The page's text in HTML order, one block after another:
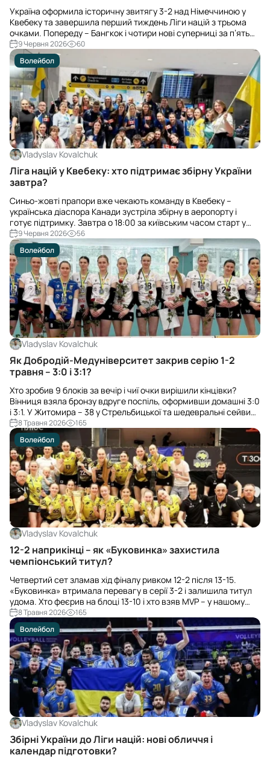
Україна оформила історичну звитягу 3-2 над Німеччиною у
Квебеку та завершила перший тиждень Ліги націй з трьома
очками. Попереду – Бангкок і чотири нові суперниці за п’ять
днів.9 Червня 2026
60
Волейбол
Vladyslav Kovalchuk
Ліга націй у Квебеку: хто підтримає збірну України
завтра?
Синьо-жовті прапори вже чекають команду в Квебеку –
українська діаспора Канади зустріла збірну в аеропорту і
готує підтримку. Завтра о 18:00 за київським часом старт у
Лізі націй проти США, трансляція – Суспільне Спорт.
9 Червня 2026
56
Волейбол
Vladyslav Kovalchuk
Як Добродій-Медуніверситет закрив серію 1-2
травня – 3:0 і 3:1?
Хто зробив 9 блоків за вечір і чиї очки вирішили кінцівки?
Вінниця взяла бронзу вдруге поспіль, оформивши домашні 3:0
і 3:1. У Житомира – 38 у Стрельбицької та шедевральні сейви
Букацелі.
8 Травня 2026
165
Волейбол
Vladyslav Kovalchuk
12-2 наприкінці – як «Буковинка» захистила
чемпіонський титул?
Четвертий сет зламав хід фіналу ривком 12-2 після 13-15.
«Буковинка» втримала перевагу в серії 3-2 і залишила титул
удома. Хто феєрив на блоці 13-10 і хто взяв MVP – у нашому
розборі.
8 Травня 2026
165
Волейбол
Vladyslav Kovalchuk
Збірні України до Ліги націй: нові обличчя і
календар підготовки?